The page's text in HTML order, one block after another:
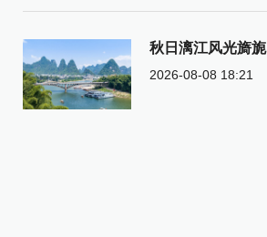
秋日漓江风光旖旎
2026-08-08 18:21